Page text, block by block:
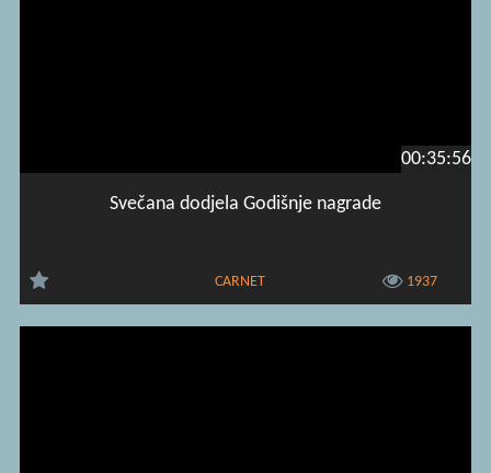
00:35:56
Svečana dodjela Godišnje nagrade
CARNET 1937